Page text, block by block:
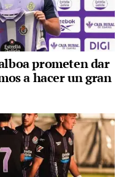
prometen dar
a hacer un gran